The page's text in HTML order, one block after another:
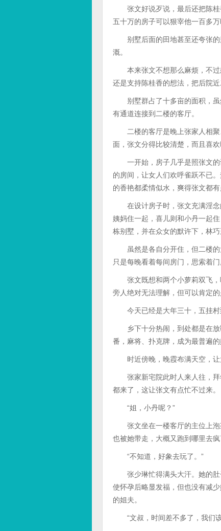
张文好说歹说，最后还把陈桂
五十万的房子可以狠宰他一百多
别墅后面的田地甚至还夸张的
溉。
本来张文不想那么麻烦，不过
还是支持陈桂香的想法，把后院
别墅群占了十多亩的面积，虽
有通道连接到二楼的客厅。
二楼的客厅是晚上张家人相聚
面，张文分得比较清楚，而且喜
一开始，房子几乎是照张文的
的房间，让女人们欢呼雀跃不已
的香艳都柔情似水，爽得张文都有
在设计房子时，张文充满淫念
姨妈住一起，喜儿则和小丹一起
栋别墅，并在众女的默许下，林
虽然是各自分开住，但二楼的
只是每晚看着每间房门，思索着
张文既想和两个小萝莉双飞，
旁人绝对无法理解，但可以肯定
今天已经是大年三十，五挂村
乡下十分热闹，到处都是在放
番，麻将、扑克牌，成为最普遍的
时近傍晚，晚霞布满天空，让
张家新宅院此时人来人往，拜
都来了，这让张文有点忙不过来。
“姐，小丹呢？”
张文坐在一楼客厅的主位上泡
也被她带走，大概又跑到哪里去疯
“不知道，好象去玩了。”
张少琳忙得满头大汗。她的肚
使怀孕后略显发福，但也没有减
的姐夫。
“文叔，时间差不多了，我们